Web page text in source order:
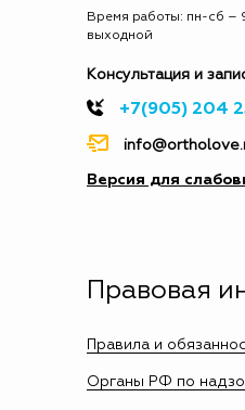
Время работы: пн-сб –
выходной
Консультация и
+7(905) 204
Версия для
Правовая
Правила и
Органы РФ по